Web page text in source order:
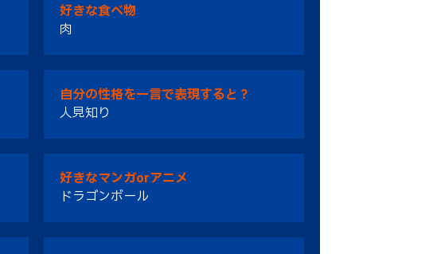
好きな食べ物
肉
自分の性格を一言で表現すると？
人見知り
好きなマンガorアニメ
ドラゴンボール